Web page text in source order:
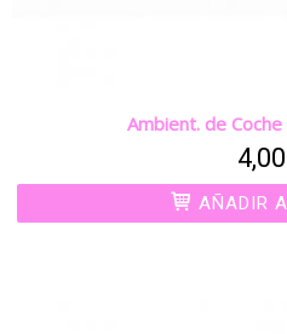
Ambient. de
AÑADIR